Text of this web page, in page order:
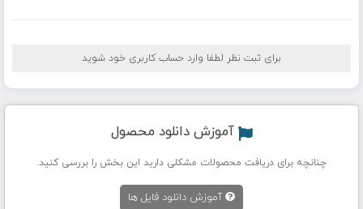
برای ثبت نظر لطفا وارد حساب کاربری خود شوید
آموزش دانلود محصول
چنانچه برای دریافت محصولات مشکلی دارید این بخش را بررسی کنید.
آموزش دانلود فایل ها